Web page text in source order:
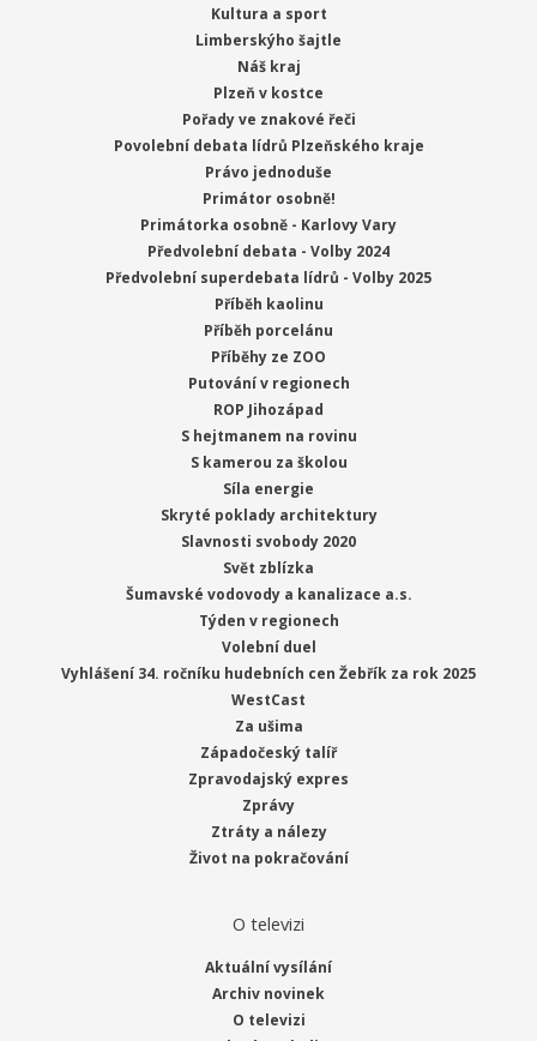
Kultura a sport
Limberskýho šajtle
Náš kraj
Plzeň v kostce
Pořady ve znakové řeči
Povolební debata lídrů Plzeňského kraje
Právo jednoduše
Primátor osobně!
Primátorka osobně - Karlovy Vary
Předvolební debata - Volby 2024
Předvolební superdebata lídrů - Volby 2025
Příběh kaolinu
Příběh porcelánu
Příběhy ze ZOO
Putování v regionech
ROP Jihozápad
S hejtmanem na rovinu
S kamerou za školou
Síla energie
Skryté poklady architektury
Slavnosti svobody 2020
Svět zblízka
Šumavské vodovody a kanalizace a.s.
Týden v regionech
Volební duel
Vyhlášení 34. ročníku hudebních cen Žebřík za rok 2025
WestCast
Za ušima
Západočeský talíř
Zpravodajský expres
Zprávy
Ztráty a nálezy
Život na pokračování
O televizi
Aktuální vysílání
Archiv novinek
O televizi